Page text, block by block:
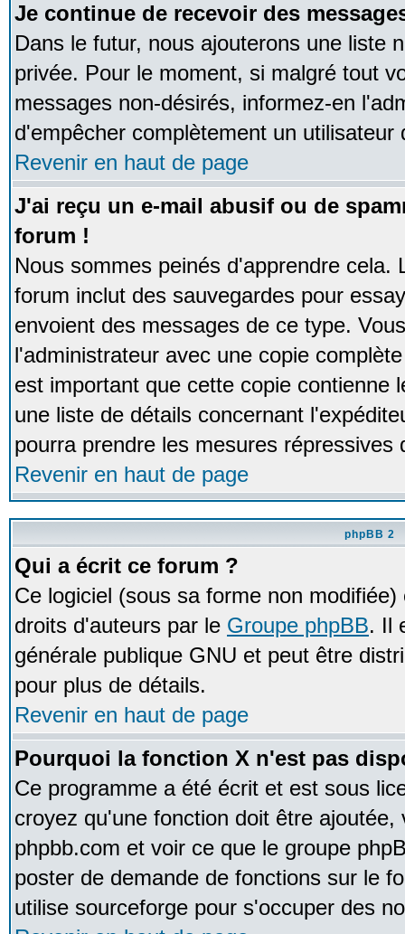
Je continue de recevoir des
Dans le futur, nous ajouterons une liste
privée. Pour le moment, si malgré tout
messages non-désirés, informez-en
d'empêcher complètement un
Revenir en haut de page
J'ai reçu un e-mail abusif ou de
forum !
Nous sommes peinés d'apprendre cela.
forum inclut des sauvegardes pour
envoient des messages de ce type.
l'administrateur avec une copie
est important que cette copie contienne
une liste de détails concernant
pourra prendre les mesures répressives
Revenir en haut de page
phpBB 2
Qui a écrit ce forum ?
Ce logiciel (sous sa forme non
droits d'auteurs par le Groupe phpBB. Il
générale publique GNU et peut être
pour plus de détails.
Revenir en haut de page
Pourquoi la fonction X n'est pas
Ce programme a été écrit et est sous
croyez qu'une fonction doit être
phpbb.com et voir ce que le groupe
poster de demande de fonctions sur le
utilise sourceforge pour s'occuper des